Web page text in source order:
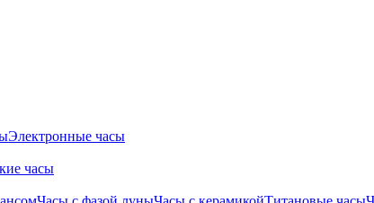
Электронные часы
часы